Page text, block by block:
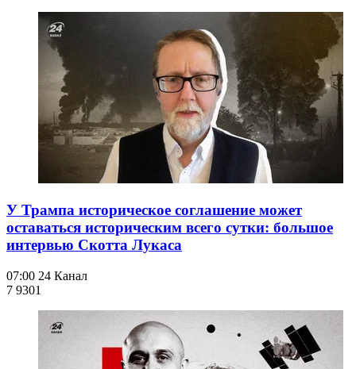
У Трампа историческое соглашение может
оставаться историческим всего сутки: большое
интервью Скотта Лукаса
07:00 24 Канал
7 9301